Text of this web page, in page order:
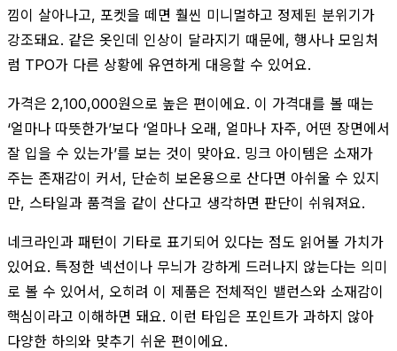
낌이 살아나고, 포켓을 떼면 훨씬 미니멀하고 정제된 분위기가
강조돼요. 같은 옷인데 인상이 달라지기 때문에, 행사나 모임처
럼 TPO가 다른 상황에 유연하게 대응할 수 있어요.
가격은 2,100,000원으로 높은 편이에요. 이 가격대를 볼 때는
‘얼마나 따뜻한가’보다 ‘얼마나 오래, 얼마나 자주, 어떤 장면에서
잘 입을 수 있는가’를 보는 것이 맞아요. 밍크 아이템은 소재가
주는 존재감이 커서, 단순히 보온용으로 산다면 아쉬울 수 있지
만, 스타일과 품격을 같이 산다고 생각하면 판단이 쉬워져요.
네크라인과 패턴이 기타로 표기되어 있다는 점도 읽어볼 가치가
있어요. 특정한 넥선이나 무늬가 강하게 드러나지 않는다는 의미
로 볼 수 있어서, 오히려 이 제품은 전체적인 밸런스와 소재감이
핵심이라고 이해하면 돼요. 이런 타입은 포인트가 과하지 않아
다양한 하의와 맞추기 쉬운 편이에요.